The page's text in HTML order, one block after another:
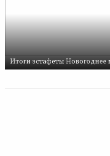
Итоги эстафеты